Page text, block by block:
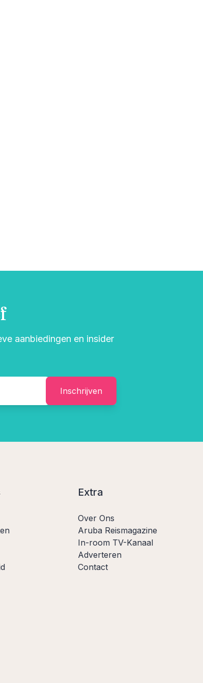
aanbiedingen en insider
Inschrijven
Extra
Over Ons
Aruba Reismagazine
In-room TV-Kanaal
Adverteren
Contact